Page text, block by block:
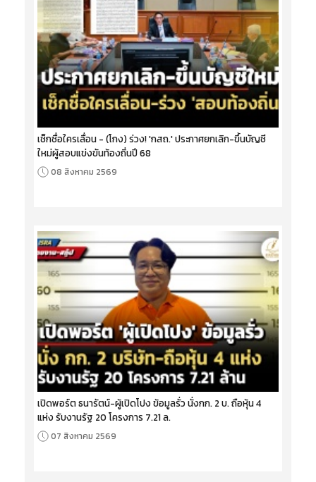
เช็กชื่อใครเลื่อน - (โกง) ร่วง! 'กสถ.' ประกาศยกเลิก-ขึ้นบัญชี
ใหม่ผู้สอบแข่งขันท้องถิ่นปี 68
08 สิงหาคม 2569
เปิดพอร์ต ธนารัตน์-ผู้เปิดโปง ข้อมูลรั่ว นั่งกก. 2 บ. ถือหุ้น 4
แห่ง รับงานรัฐ 20 โครงการ 7.21 ล.
07 สิงหาคม 2569